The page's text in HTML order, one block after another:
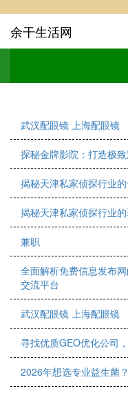
余干生活网
武汉配眼镜 上海配眼镜
探秘金牌影院：打造极
揭秘天津私家侦探行业
揭秘天津私家侦探行业
兼职
全面解析免费信息发布
交流平台
武汉配眼镜 上海配眼镜
寻找优质GEO优化公司
2026年想选专业益生菌